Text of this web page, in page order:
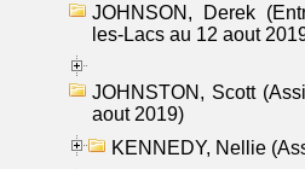
JOHNSON, Derek
les-Lacs au 12 aout
JOHNSTON, Scott
aout 2019)
KENNEDY, Nellie